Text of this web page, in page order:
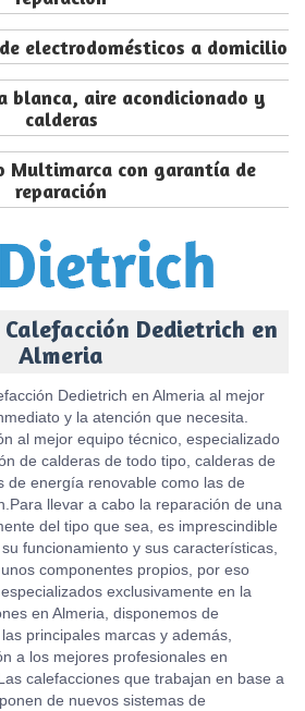
electrodomésticos a domicilio
blanca, aire acondicionado y
calderas
Multimarca con garantía de
reparación
Dedietrich en
Almeria
Dedietrich en Almeria al mejor
y la atención que necesita.
al mejor equipo técnico, especializado
de calderas de todo tipo, calderas de
de energía renovable como las de
llevar a cabo la reparación de una
del tipo que sea, es imprescindible
funcionamiento y sus características,
componentes propios, por eso
exclusivamente en la
en Almeria, disponemos de
principales marcas y además,
a los mejores profesionales en
calefacciones que trabajan en base a
de nuevos sistemas de